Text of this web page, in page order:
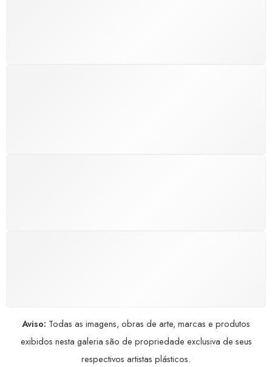
Aviso: Todas as imagens, obras de arte, marcas e produtos
exibidos nesta galeria são de propriedade exclusiva de seus
respectivos artistas plásticos.